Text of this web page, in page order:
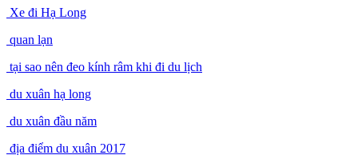
Hải sản ở Hạ Long
Xe đi Hạ Long
quan lạn
tại sao nên đeo kính râm khi đi du lịch
du xuân hạ long
du xuân đầu năm